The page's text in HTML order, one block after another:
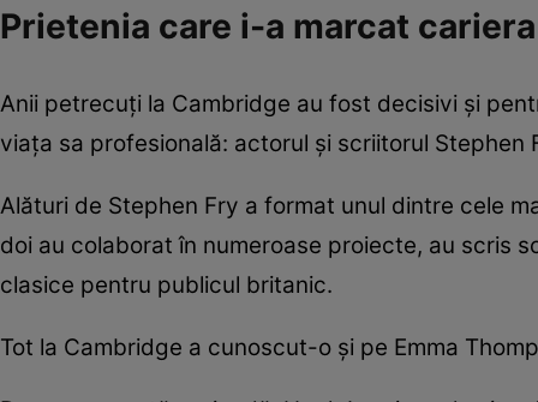
Prietenia care i-a marcat cariera
Anii petrecuți la Cambridge au fost decisivi și
viața sa profesională: actorul și scriitorul Stephen
Alături de Stephen Fry a format unul dintre cele
doi au colaborat în numeroase proiecte, au scris
clasice pentru publicul britanic.
Tot la Cambridge a cunoscut-o și pe Emma